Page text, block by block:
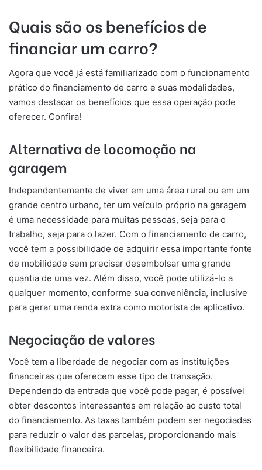
Quais são os benefícios de
financiar um carro?
Agora que você já está familiarizado com o funcionamento
prático do financiamento de carro e suas modalidades,
vamos destacar os benefícios que essa operação pode
oferecer. Confira!
Alternativa de locomoção na
garagem
Independentemente de viver em uma área rural ou em um
grande centro urbano, ter um veículo próprio na garagem
é uma necessidade para muitas pessoas, seja para o
trabalho, seja para o lazer. Com o financiamento de carro,
você tem a possibilidade de adquirir essa importante fonte
de mobilidade sem precisar desembolsar uma grande
quantia de uma vez. Além disso, você pode utilizá-lo a
qualquer momento, conforme sua conveniência, inclusive
para gerar uma renda extra como motorista de aplicativo.
Negociação de valores
Você tem a liberdade de negociar com as instituições
financeiras que oferecem esse tipo de transação.
Dependendo da entrada que você pode pagar, é possível
obter descontos interessantes em relação ao custo total
do financiamento. As taxas também podem ser negociadas
para reduzir o valor das parcelas, proporcionando mais
flexibilidade financeira.